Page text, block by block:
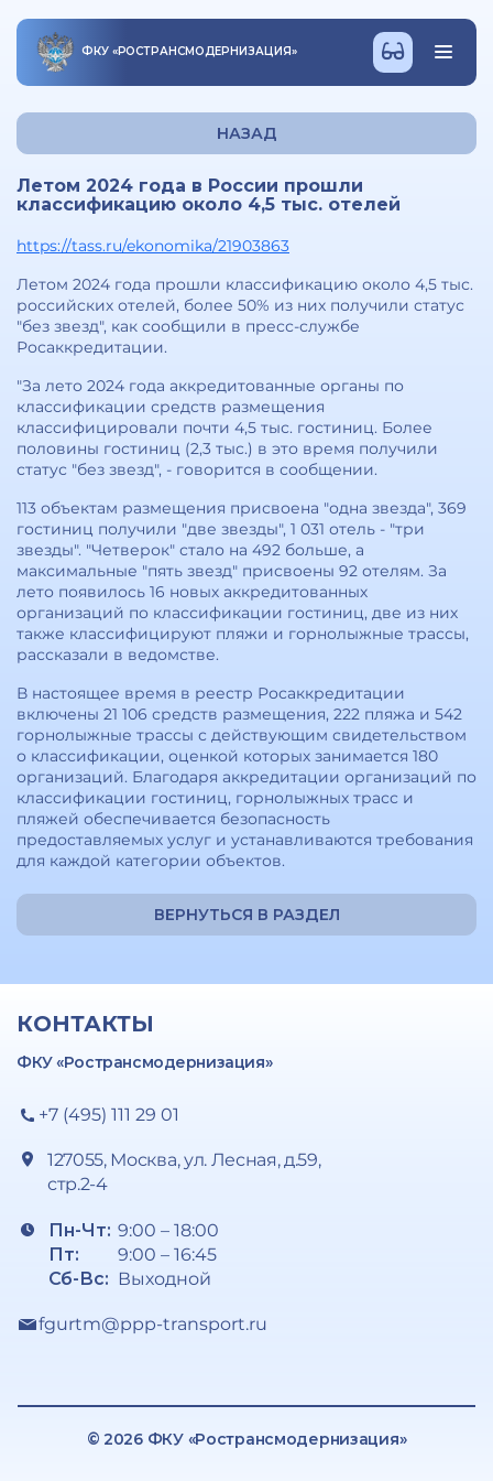
ФКУ «РОСТРАНСМОДЕРНИЗАЦИЯ»
НАЗАД
Летом 2024 года в России прошли
классификацию около 4,5 тыс. отелей
https://tass.ru/ekonomika/21903863
Летом 2024 года прошли классификацию около 4,5 тыс.
российских отелей, более 50% из них получили статус
"без звезд", как сообщили в пресс-службе
Росаккредитации.
"За лето 2024 года аккредитованные органы по
классификации средств размещения
классифицировали почти 4,5 тыс. гостиниц. Более
половины гостиниц (2,3 тыс.) в это время получили
статус "без звезд", - говорится в сообщении.
113 объектам размещения присвоена "одна звезда", 369
гостиниц получили "две звезды", 1 031 отель - "три
звезды". "Четверок" стало на 492 больше, а
максимальные "пять звезд" присвоены 92 отелям. За
лето появилось 16 новых аккредитованных
организаций по классификации гостиниц, две из них
также классифицируют пляжи и горнолыжные трассы,
рассказали в ведомстве.
В настоящее время в реестр Росаккредитации
включены 21 106 средств размещения, 222 пляжа и 542
горнолыжные трассы с действующим свидетельством
о классификации, оценкой которых занимается 180
организаций. Благодаря аккредитации организаций по
классификации гостиниц, горнолыжных трасс и
пляжей обеспечивается безопасность
предоставляемых услуг и устанавливаются требования
для каждой категории объектов.
ВЕРНУТЬСЯ В РАЗДЕЛ
КОНТАКТЫ
ФКУ «Ространсмодернизация»
+7 (495) 111 29 01
127055, Москва, ул. Лесная, д.59,
стр.2-4
Пн-Чт:
Пт:
Сб-Вс:
9:00 – 18:00
9:00 – 16:45
Выходной
fgurtm@ppp-transport.ru
© 2026 ФКУ «Ространсмодернизация»